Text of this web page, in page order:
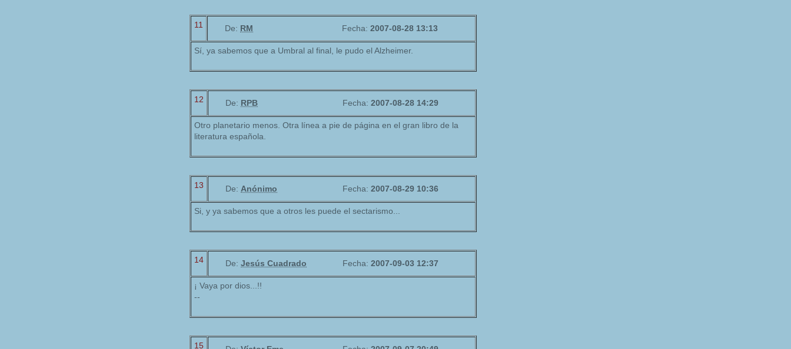
11 De: RM Fecha: 2007-08-28 13:13
Sí, ya sabemos que a Umbral al final, le pudo el Alzheimer.
12 De: RPB Fecha: 2007-08-28 14:29
Otro planetario menos. Otra línea a pie de página en el gran libro de la
literatura española.
13 De: Anónimo Fecha: 2007-08-29 10:36
Si, y ya sabemos que a otros les puede el sectarismo...
14 De: Jesús Cuadrado Fecha: 2007-09-03 12:37
¡ Vaya por dios...!!
--
15